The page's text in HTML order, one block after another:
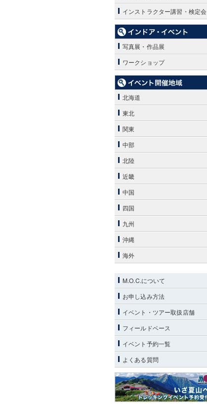
インストラクター講習・検定会
写真展・作品展
ワークショップ
北海道
東北
関東
中部
北陸
近畿
中国
四国
九州
沖縄
海外
M.O.C.について
お申し込み方法
イベント・ツアー取扱店舗
フィールドベース
イベント予約一覧
よくある質問